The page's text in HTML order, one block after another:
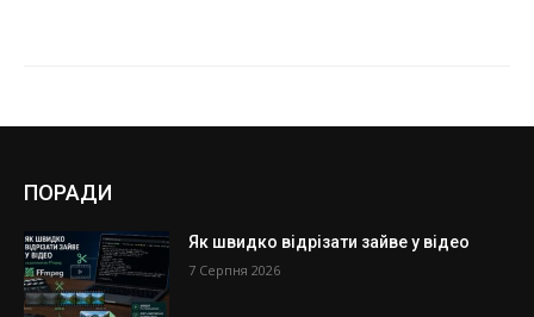
ПОРАДИ
Як швидко відрізати зайве у відео
7 Серпня 2026